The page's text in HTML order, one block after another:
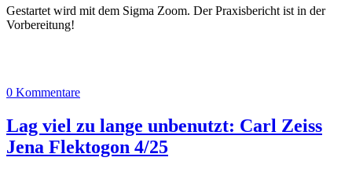
Gestartet wird mit dem Sigma Zoom. Der Praxisbericht ist in der
Vorbereitung!
0 Kommentare
Lag viel zu lange unbenutzt: Carl Zeiss
Jena Flektogon 4/25